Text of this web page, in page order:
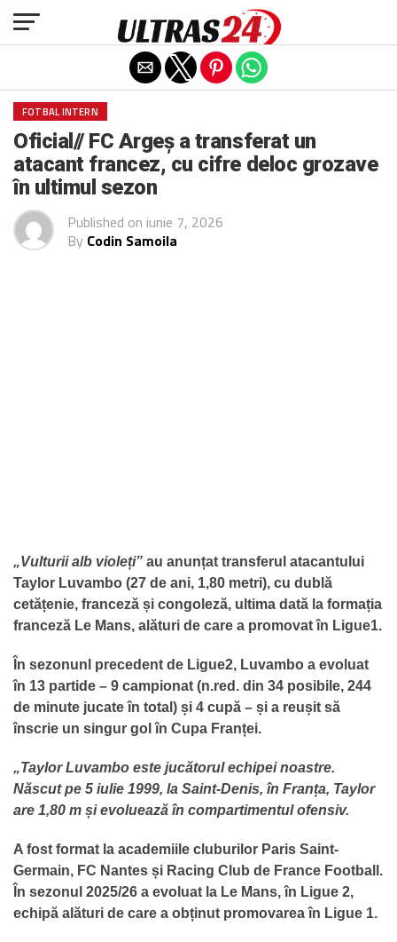
FOTBAL INTERN
Oficial// FC Argeș a transferat un
atacant francez, cu cifre deloc grozave
în ultimul sezon
Published on iunie 7, 2026
By Codin Samoila
„Vulturii alb violeți” au anunțat transferul atacantului
Taylor Luvambo (27 de ani, 1,80 metri), cu dublă
cetățenie, franceză și congoleză, ultima dată la formația
franceză Le Mans, alături de care a promovat în Ligue1.
În sezonunl precedent de Ligue2, Luvambo a evoluat
în 13 partide – 9 campionat (n.red. din 34 posibile, 244
de minute jucate în total) și 4 cupă – și a reușit să
înscrie un singur gol în Cupa Franței.
„Taylor Luvambo este jucătorul echipei noastre.
Născut pe 5 iulie 1999, la Saint-Denis, în Franța, Taylor
are 1,80 m și evoluează în compartimentul ofensiv.
A fost format la academiile cluburilor Paris Saint-
Germain, FC Nantes și Racing Club de France Football.
În sezonul 2025/26 a evoluat la Le Mans, în Ligue 2,
echipă alături de care a obținut promovarea în Ligue 1.
Exit mobile version